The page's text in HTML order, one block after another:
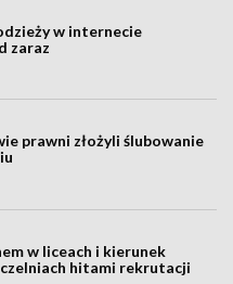
w internecie
zaraz
prawni złożyli ślubowanie
w liceach i kierunek
hitami rekrutacji